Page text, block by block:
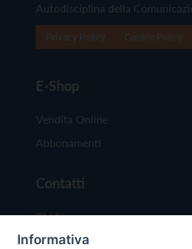
Autodisciplina della
E-Shop
Vendita Online
Abbonamenti
Contatti
Chi Siamo
Redazione
Informativa